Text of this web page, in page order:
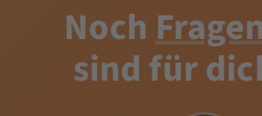
Noch
sind für